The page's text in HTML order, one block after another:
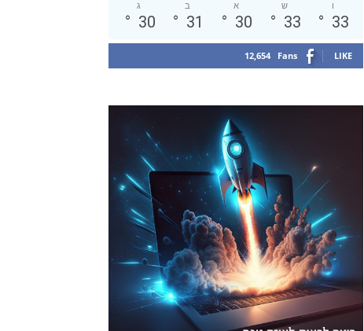
ו
33
°
ש
33
°
א
30
°
ב
31
°
ג
30
°
12,654 Fans LIKE